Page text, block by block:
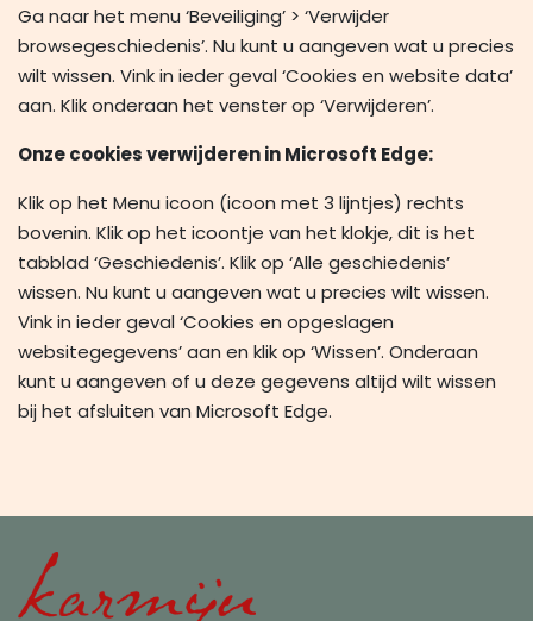
Ga naar het menu ‘Beveiliging’ > ‘Verwijder
browsegeschiedenis’. Nu kunt u aangeven wat u precies
wilt wissen. Vink in ieder geval ‘Cookies en website data’
aan. Klik onderaan het venster op ‘Verwijderen’.
Onze cookies verwijderen in Microsoft Edge:
Klik op het Menu icoon (icoon met 3 lijntjes) rechts
bovenin. Klik op het icoontje van het klokje, dit is het
tabblad ‘Geschiedenis’. Klik op ‘Alle geschiedenis’
wissen. Nu kunt u aangeven wat u precies wilt wissen.
Vink in ieder geval ‘Cookies en opgeslagen
websitegegevens’ aan en klik op ‘Wissen’. Onderaan
kunt u aangeven of u deze gegevens altijd wilt wissen
bij het afsluiten van Microsoft Edge.